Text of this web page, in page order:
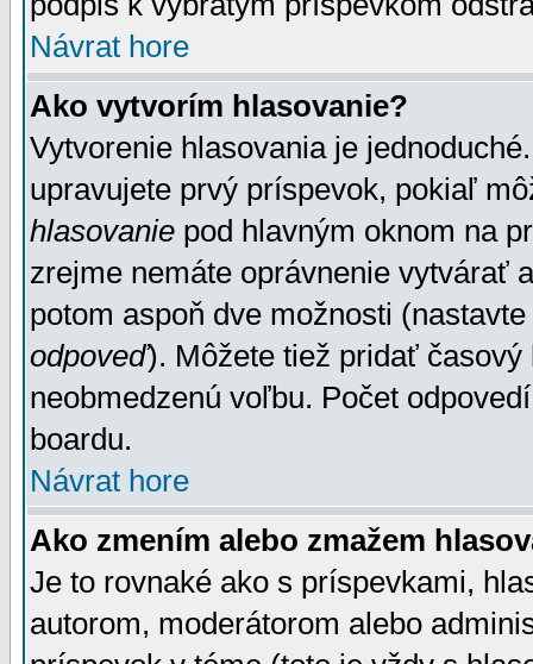
Návrat hore
Ako vytvorím hlasovanie?
Vytvorenie hlasovania je
upravujete prvý príspevok, pokiaľ
hlasovanie pod hlavným oknom na
zrejme nemáte oprávnenie vytvárať
potom aspoň dve možnosti
odpoveď). Môžete tiež pridať
neobmedzenú voľbu. Počet
boardu.
Návrat hore
Ako zmením alebo zmažem
Je to rovnaké ako s príspevkami,
autorom, moderátorom alebo